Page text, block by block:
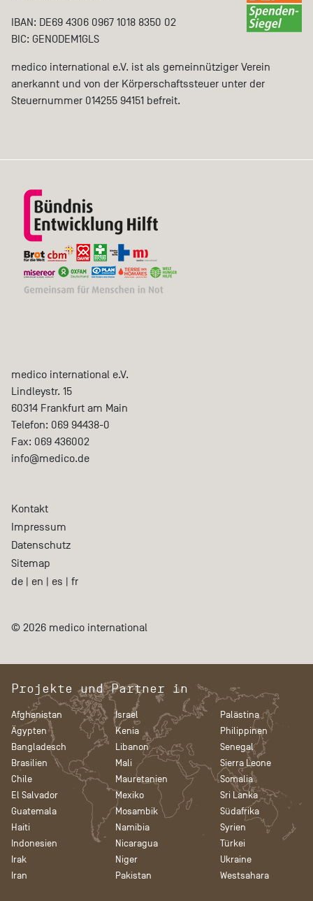
IBAN: DE69 4306 0967 1018 8350 02
BIC: GENODEM1GLS
medico international e.V. ist als gemeinnütziger Verein
anerkannt und von der Körperschaftssteuer unter der
Steuernummer 014255 94151 befreit.
medico international e.V.
Lindleystr. 15
60314 Frankfurt am Main
Telefon: 069 94438-0
Fax: 069 436002
info@medico.de
Kontakt
Impressum
Datenschutz
Sitemap
de | en | es | fr
© 2026 medico international
Projekte und Partner in
Afghanistan
Ägypten
Bangladesch
Brasilien
Chile
El Salvador
Guatemala
Haiti
Indonesien
Irak
Iran
Israel
Kenia
Libanon
Mali
Mauretanien
Mexiko
Mosambik
Namibia
Nicaragua
Niger
Pakistan
Palästina
Philippinen
Senegal
Sierra Leone
Somalia
Sri Lanka
Südafrika
Syrien
Türkei
Ukraine
Westsahara